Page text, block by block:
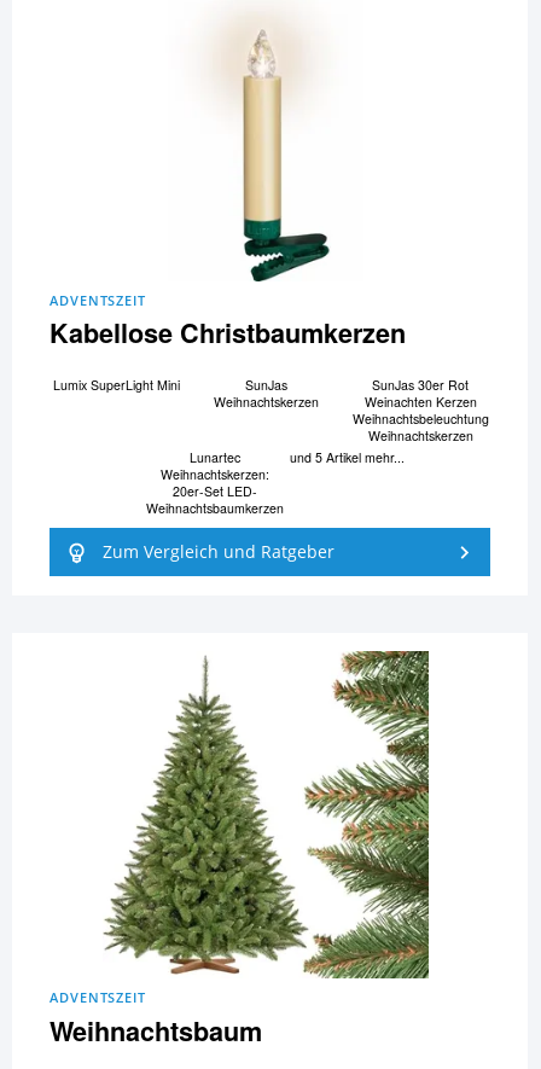
ADVENTSZEIT
Kabellose Christbaumkerzen
Lumix SuperLight Mini
SunJas
Weihnachtskerzen
SunJas 30er Rot
Weinachten Kerzen
Weihnachtsbeleuchtung
Weihnachtskerzen
Lunartec
Weihnachtskerzen:
20er-Set LED-
Weihnachtsbaumkerzen
und 5 Artikel mehr...
Zum Vergleich und Ratgeber
ADVENTSZEIT
Weihnachtsbaum